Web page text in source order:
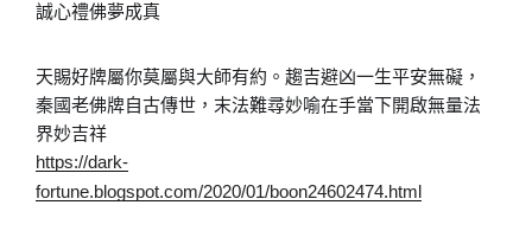
誠心禮佛夢成真
天賜好牌屬你莫屬與大師有約。趨吉避凶一生平安無礙，
秦國老佛牌自古傳世，末法難尋妙喻在手當下開啟無量法
界妙吉祥
https://dark-
fortune.blogspot.com/2020/01/boon24602474.html